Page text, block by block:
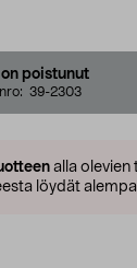
poistunut
39-2303
alla olevien
löydät